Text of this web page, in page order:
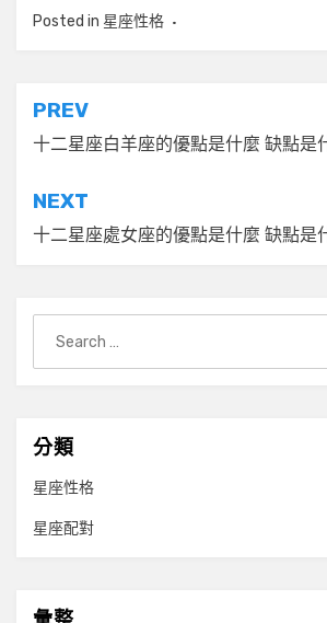
Posted in 星座性格
文
章
導
覽
PREV
十二星座白羊座的優點是什麼 缺點是
NEXT
十二星座處女座的優點是什麼 缺點是
for:
分類
星座性格
星座配對